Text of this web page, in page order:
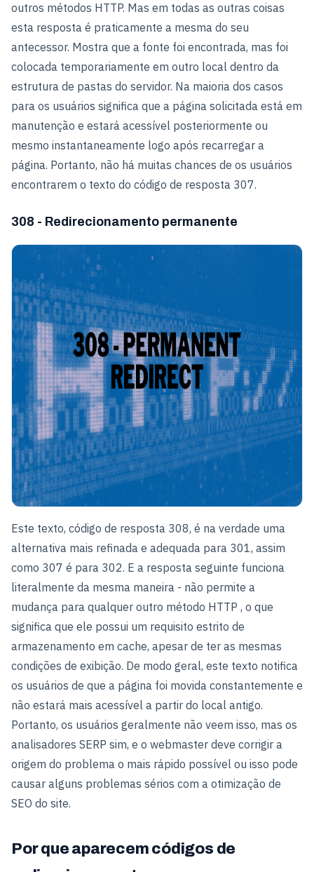
outros métodos HTTP. Mas em todas as outras coisas
esta resposta é praticamente a mesma do seu
antecessor. Mostra que a fonte foi encontrada, mas foi
colocada temporariamente em outro local dentro da
estrutura de pastas do servidor. Na maioria dos casos
para os usuários significa que a página solicitada está em
manutenção e estará acessível posteriormente ou
mesmo instantaneamente logo após recarregar a
página. Portanto, não há muitas chances de os usuários
encontrarem o texto do código de resposta 307.
308 - Redirecionamento permanente
Este texto, código de resposta 308, é na verdade uma
alternativa mais refinada e adequada para 301, assim
como 307 é para 302. E a resposta seguinte funciona
literalmente da mesma maneira - não permite a
mudança para qualquer outro método HTTP , o que
significa que ele possui um requisito estrito de
armazenamento em cache, apesar de ter as mesmas
condições de exibição. De modo geral, este texto notifica
os usuários de que a página foi movida constantemente e
não estará mais acessível a partir do local antigo.
Portanto, os usuários geralmente não veem isso, mas os
analisadores SERP sim, e o webmaster deve corrigir a
origem do problema o mais rápido possível ou isso pode
causar alguns problemas sérios com a otimização de
SEO do site.
Por que aparecem códigos de